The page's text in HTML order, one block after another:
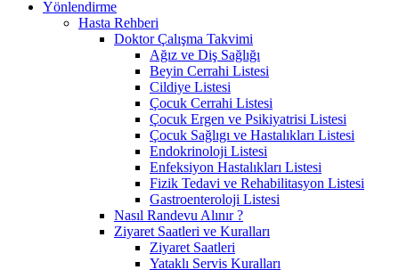
Yönlendirme
Hasta Rehberi
Doktor Çalışma Takvimi
Ağız ve Diş Sağlığı
Beyin Cerrahi Listesi
Cildiye Listesi
Çocuk Cerrahi Listesi
Çocuk Ergen ve Psikiyatrisi Listesi
Çocuk Sağlıgı ve Hastalıkları Listesi
Endokrinoloji Listesi
Enfeksiyon Hastalıkları Listesi
Fizik Tedavi ve Rehabilitasyon Listesi
Gastroenteroloji Listesi
Nasıl Randevu Alınır ?
Ziyaret Saatleri ve Kuralları
Ziyaret Saatleri
Yataklı Servis Kuralları